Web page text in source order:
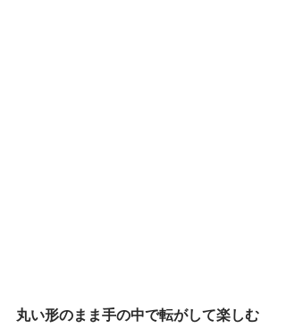
丸い形のまま手の中で転がして楽しむ